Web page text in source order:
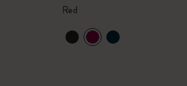
Red